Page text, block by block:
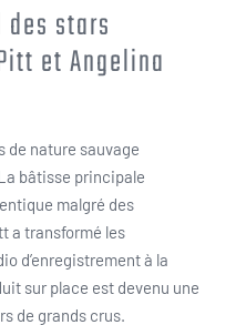
stars
et Angelina
de nature sauvage
bâtisse principale
malgré des
a transformé les
d’enregistrement à la
sur place est devenu une
de grands crus.